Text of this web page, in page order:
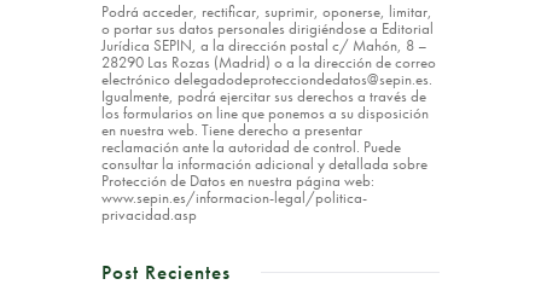
Podrá acceder, rectificar, suprimir, oponerse, limitar,
o portar sus datos personales dirigiéndose a Editorial
Jurídica SEPIN, a la dirección postal c/ Mahón, 8 –
28290 Las Rozas (Madrid) o a la dirección de correo
electrónico delegadodeprotecciondedatos@sepin.es.
Igualmente, podrá ejercitar sus derechos a través de
los formularios on line que ponemos a su disposición
en nuestra web. Tiene derecho a presentar
reclamación ante la autoridad de control. Puede
consultar la información adicional y detallada sobre
Protección de Datos en nuestra página web:
www.sepin.es/informacion-legal/politica-
privacidad.asp
Post Recientes